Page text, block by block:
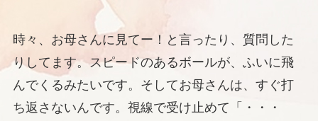
時々、お母さんに見てー！と言ったり、質問した
りしてます。スピードのあるボールが、ふいに飛
んでくるみたいです。そしてお母さんは、すぐ打
ち返さないんです。視線で受け止めて「・・・